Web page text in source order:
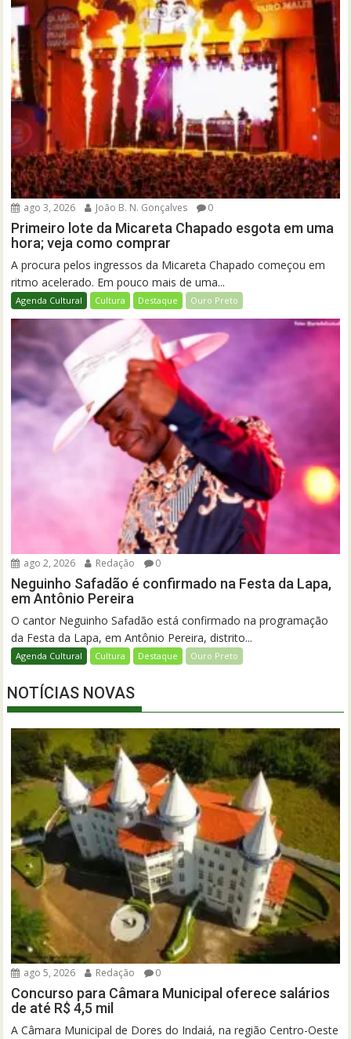
ago 3, 2026 João B. N. Gonçalves 0
Primeiro lote da Micareta Chapado esgota em uma
hora; veja como comprar
A procura pelos ingressos da Micareta Chapado começou em
ritmo acelerado. Em pouco mais de uma...
Agenda Cultural Cultura Destaque Ouro Preto
ago 2, 2026 Redação 0
Neguinho Safadão é confirmado na Festa da Lapa,
em Antônio Pereira
O cantor Neguinho Safadão está confirmado na programação
da Festa da Lapa, em Antônio Pereira, distrito...
Agenda Cultural Cultura Destaque Ouro Preto
NOTÍCIAS NOVAS
ago 5, 2026 Redação 0
Concurso para Câmara Municipal oferece salários
de até R$ 4,5 mil
A Câmara Municipal de Dores do Indaiá, na região Centro-Oeste